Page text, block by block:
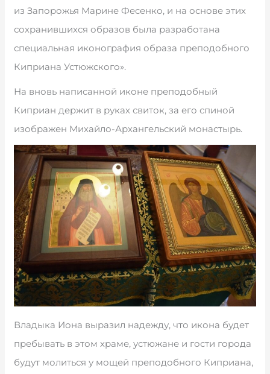
из Запорожья Марине Фесенко, и на основе этих
сохранившихся образов была разработана
специальная иконография образа преподобного
Киприана Устюжского».
На вновь написанной иконе преподобный
Киприан держит в руках свиток, за его спиной
изображен Михайло-Архангельский монастырь.
Владыка Иона выразил надежду, что икона будет
пребывать в этом храме, устюжане и гости города
будут молиться у мощей преподобного Киприана,